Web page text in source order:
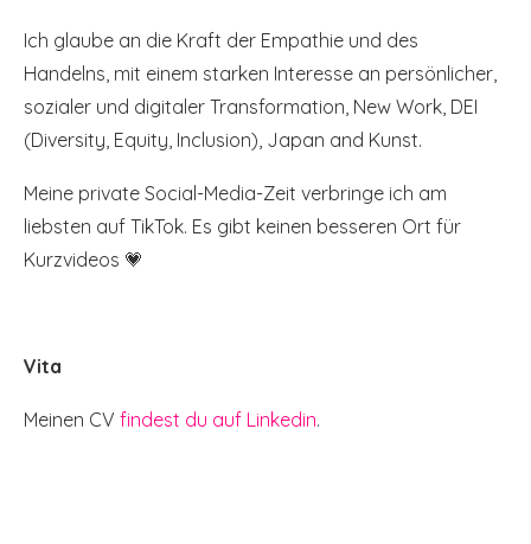
Ich glaube an die Kraft der Empathie und des
Handelns, mit einem starken Interesse an persönlicher,
sozialer und digitaler Transformation, New Work, DEI
(Diversity, Equity, Inclusion), Japan and Kunst.
Meine private Social-Media-Zeit verbringe ich am
liebsten auf TikTok. Es gibt keinen besseren Ort für
Kurzvideos 💗
Vita
Meinen CV findest du auf Linkedin.